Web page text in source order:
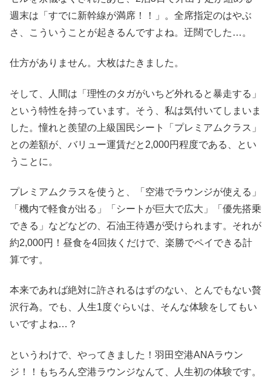
週末は「すでに新幹線が満席！！」。全席指定のはやぶ
さ、こういうことが起きるんですよね。迂闊でした…。
仕方がありません。大枚はたきました。
そして、人間は「理性のタガがいちど外れると暴走する」
という特性を持っています。そう、私は気付いてしまいま
した。憧れと羨望の上級国民シート「プレミアムクラス」
との差額が、バリュー運賃だと2,000円程度である、とい
うことに。
プレミアムクラスを使うと、「空港でラウンジが使える」
「機内で軽食が出る」「シートが巨大で広大」「優先搭乗
できる」などなどの、石油王待遇が受けられます。それが
約2,000円！昼食を4回抜くだけで、楽勝でペイできる計
算です。
本来であれば絶対に許されるはずのない、とんでもない贅
沢行為。でも、人生1度ぐらいは、そんな体験をしてもい
いですよね…？
というわけで、やってきました！羽田空港ANAラウン
ジ！！もちろん空港ラウンジなんて、人生初の体験です。